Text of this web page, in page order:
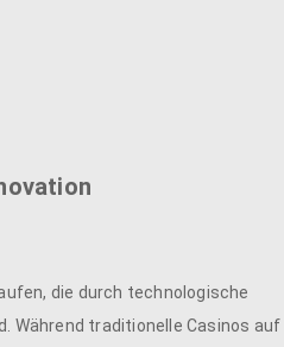
die durch technologische
Während traditionelle Casinos auf